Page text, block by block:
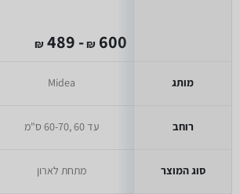
מותג
רוחב
סוג המוצר
600
₪
- 489
₪
Midea
עד 60 ,60-70 ס"מ
מתחת לארון